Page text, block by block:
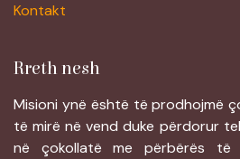
Kontakt
Rreth nesh
Misioni ynë është të prodhojmë
të mirë në vend duke përdorur
në çokollatë me përbërës të